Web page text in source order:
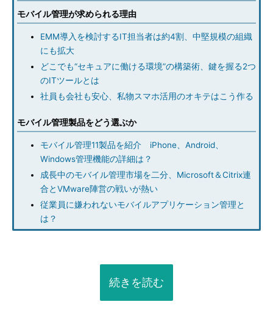
モバイル管理が求められる理由
EMM導入を検討するIT担当者は約4割、中堅規模の組織
にも拡大
どこでも“セキュアに働ける環境”の構築術、鍵を握る2つ
のITツールとは
社員も会社も安心、私物スマホ活用のオキテはこう作る
モバイル管理製品をどう選ぶか
モバイル管理11製品を紹介 iPhone、Android、
Windows管理機能の詳細は？
成長中のモバイル管理市場を二分、Microsoft＆Citrix連
合とVMware陣営の戦いが熱い
従業員に嫌われないモバイルアプリケーション管理と
は？
続きを読む